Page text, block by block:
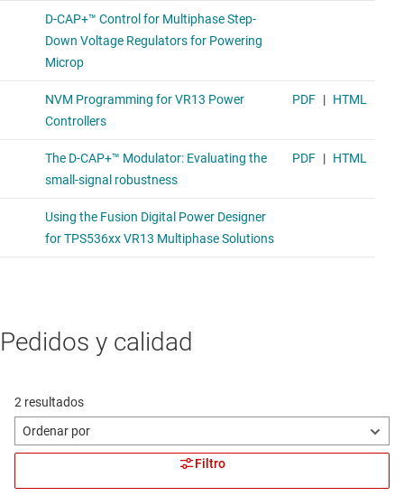
Pedidos y calidad